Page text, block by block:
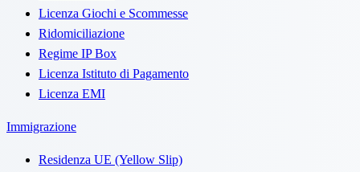
Licenza Giochi e Scommesse
Ridomiciliazione
Regime IP Box
Licenza Istituto di Pagamento
Licenza EMI
Immigrazione
Residenza UE (Yellow Slip)